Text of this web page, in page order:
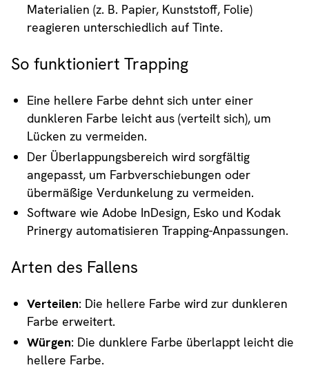
Materialien (z. B. Papier, Kunststoff, Folie)
reagieren unterschiedlich auf Tinte.
So funktioniert Trapping
Eine hellere Farbe dehnt sich unter einer
dunkleren Farbe leicht aus (verteilt sich), um
Lücken zu vermeiden.
Der Überlappungsbereich wird sorgfältig
angepasst, um Farbverschiebungen oder
übermäßige Verdunkelung zu vermeiden.
Software wie Adobe InDesign, Esko und Kodak
Prinergy automatisieren Trapping-Anpassungen.
Arten des Fallens
Verteilen: Die hellere Farbe wird zur dunkleren
Farbe erweitert.
Würgen: Die dunklere Farbe überlappt leicht die
hellere Farbe.